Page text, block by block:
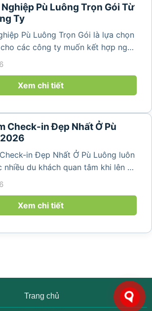
Pù Luông Trọn Gói Từ
Ty
Pù Luông Trọn Gói là lựa chọn
các công ty muốn kết hợp nghỉ
đội ngũ và tái tạo năng lượng sau
lành,...
Xem chi tiết
Check-in Đẹp Nhất Ở Pù
in Đẹp Nhất Ở Pù Luông luôn
nhiều du khách quan tâm khi lên kế
vùng đất thiên nhiên nổi tiếng
Với ruộng bậc thang trải dài, bản
Xem chi tiết
Trang chủ